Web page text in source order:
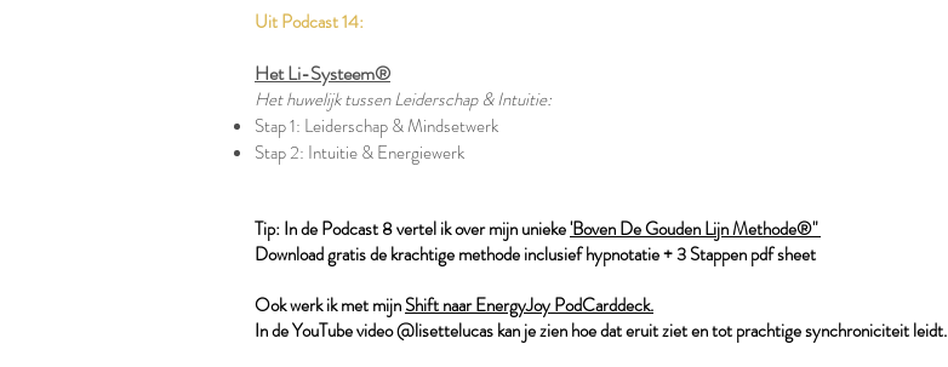
Uit Podcast 14:
Het Li-Systeem®
Het huwelijk tussen Leiderschap & Intuitie:
Stap 1: Leiderschap & Mindsetwerk
Stap 2: Intuitie & Energiewerk
Tip: In de Podcast 8 vertel ik over mijn unieke'Boven De Gouden Lijn Methode®"
Download gratis de krachtige methode inclusief hypnotatie + 3 Stappen pdf sheet
Ook werk ik met mijnShift naar EnergyJoy PodCarddeck.
In de YouTube video @lisettelucas kan je zien hoe dat eruit ziet en tot prachtige synchroniciteit leidt.